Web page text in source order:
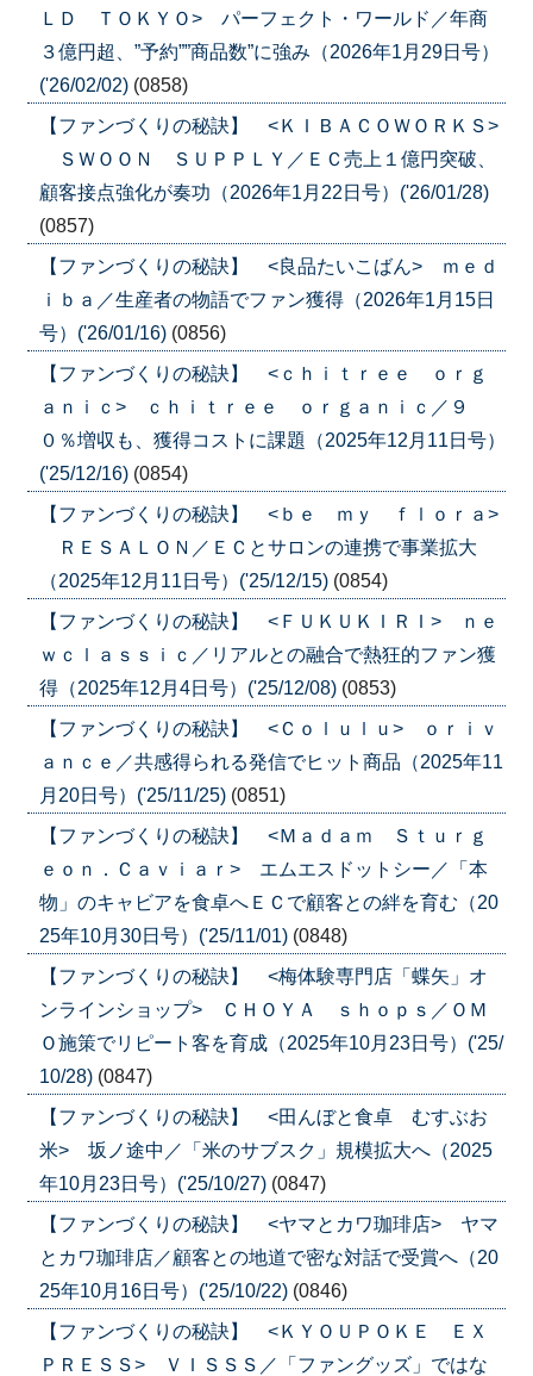
ＬＤ ＴＯＫＹＯ> パーフェクト・ワールド／年商
３億円超、”予約””商品数”に強み（2026年1月29日号）
('26/02/02) (0858)
【ファンづくりの秘訣】 <ＫＩＢＡＣＯＷＯＲＫＳ>
ＳＷＯＯＮ ＳＵＰＰＬＹ／ＥＣ売上１億円突破、
顧客接点強化が奏功（2026年1月22日号）('26/01/28)
(0857)
【ファンづくりの秘訣】 <良品たいこばん> ｍｅｄ
ｉｂａ／生産者の物語でファン獲得（2026年1月15日
号）('26/01/16) (0856)
【ファンづくりの秘訣】 <ｃｈｉｔｒｅｅ ｏｒｇ
ａｎｉｃ> ｃｈｉｔｒｅｅ ｏｒｇａｎｉｃ／９
０％増収も、獲得コストに課題（2025年12月11日号）
('25/12/16) (0854)
【ファンづくりの秘訣】 <ｂｅ ｍｙ ｆｌｏｒａ>
ＲＥＳＡＬＯＮ／ＥＣとサロンの連携で事業拡大
（2025年12月11日号）('25/12/15) (0854)
【ファンづくりの秘訣】 <ＦＵＫＵＫＩＲＩ> ｎｅ
ｗｃｌａｓｓｉｃ／リアルとの融合で熱狂的ファン獲
得（2025年12月4日号）('25/12/08) (0853)
【ファンづくりの秘訣】 <Ｃｏｌｕｌｕ> ｏｒｉｖ
ａｎｃｅ／共感得られる発信でヒット商品（2025年11
月20日号）('25/11/25) (0851)
【ファンづくりの秘訣】 <Ｍａｄａｍ Ｓｔｕｒｇ
ｅｏｎ．Ｃａｖｉａｒ> エムエスドットシー／「本
物」のキャビアを食卓へＥＣで顧客との絆を育む（20
25年10月30日号）('25/11/01) (0848)
【ファンづくりの秘訣】 <梅体験専門店「蝶矢」オ
ンラインショップ> ＣＨＯＹＡ ｓｈｏｐｓ／ＯＭ
Ｏ施策でリピート客を育成（2025年10月23日号）('25/
10/28) (0847)
【ファンづくりの秘訣】 <田んぼと食卓 むすぶお
米> 坂ノ途中／「米のサブスク」規模拡大へ（2025
年10月23日号）('25/10/27) (0847)
【ファンづくりの秘訣】 <ヤマとカワ珈琲店> ヤマ
とカワ珈琲店／顧客との地道で密な対話で受賞へ（20
25年10月16日号）('25/10/22) (0846)
【ファンづくりの秘訣】 <ＫＹＯＵＰＯＫＥ ＥＸ
ＰＲＥＳＳ> ＶＩＳＳＳ／「ファングッズ」ではな